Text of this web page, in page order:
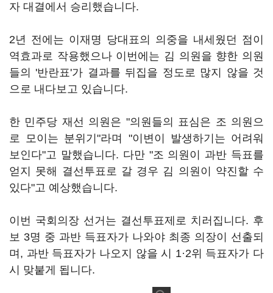
자 대결에서 승리했습니다.
2년 전에는 이재명 당대표의 의중을 내세웠던 점이
역효과로 작용했으나 이번에는 김 의원을 향한 의원
들의 '반란표'가 결과를 뒤집을 정도로 많지 않을 것
으로 내다보고 있습니다.
한 민주당 재선 의원은 "의원들의 표심은 조 의원으
로 모이는 분위기"라며 "이변이 발생하기는 어려워
보인다"고 말했습니다. 다만 "조 의원이 과반 득표를
얻지 못해 결선투표로 갈 경우 김 의원이 약진할 수
있다"고 예상했습니다.
이번 국회의장 선거는 결선투표제로 치러집니다. 후
보 3명 중 과반 득표자가 나와야 최종 의장이 선출되
며, 과반 득표자가 나오지 않을 시 1·2위 득표자가 다
시 맞붙게 됩니다.